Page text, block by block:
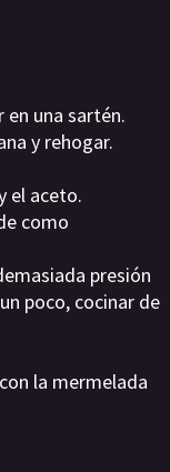
en una sartén.
y rehogar.
el aceto.
como
presión
poco, cocinar de
la mermelada